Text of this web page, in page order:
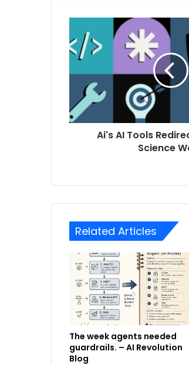
Ai's AI Tools
Science
Related Articles
The week agents needed
guardrails. – AI Revolution
Blog